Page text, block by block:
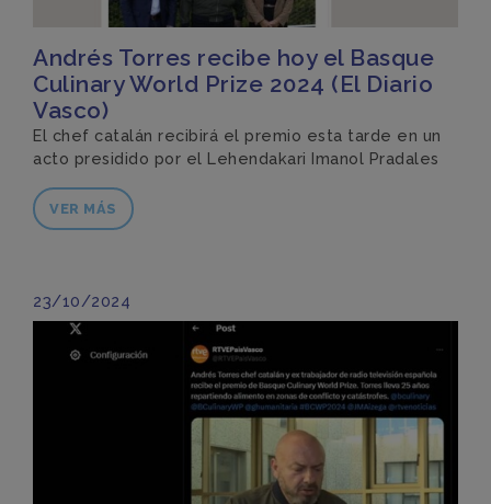
Andrés Torres recibe hoy el Basque
Culinary World Prize 2024 (El Diario
Vasco)
El chef catalán recibirá el premio esta tarde en un
acto presidido por el Lehendakari Imanol Pradales
VER MÁS
23/10/2024